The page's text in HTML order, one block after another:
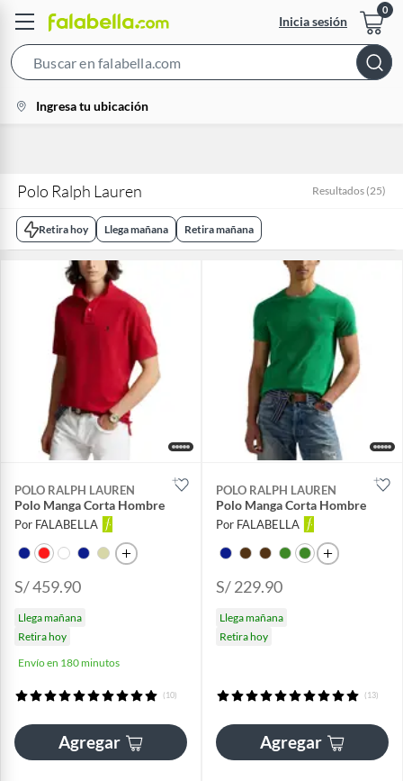
Inicia sesión
Bar
location-
icon
Ingresa tu ubicación
Polo Ralph Lauren Resultados (25)
Retira hoy Llega mañana Retira mañana
POLO RALPH LAUREN
Polo Manga Corta Hombre
Por FALABELLA
S/ 459.90
Llega mañana
Retira hoy
Envío en 180 minutos
(10)
Agregar
POLO RALPH LAUREN
Polo Manga Corta Hombre
Por FALABELLA
S/ 229.90
Llega mañana
Retira hoy
(13)
Agregar